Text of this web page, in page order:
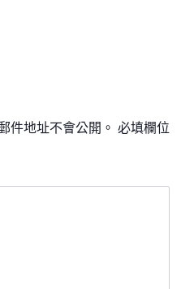
件地址不會公開。 必填欄位